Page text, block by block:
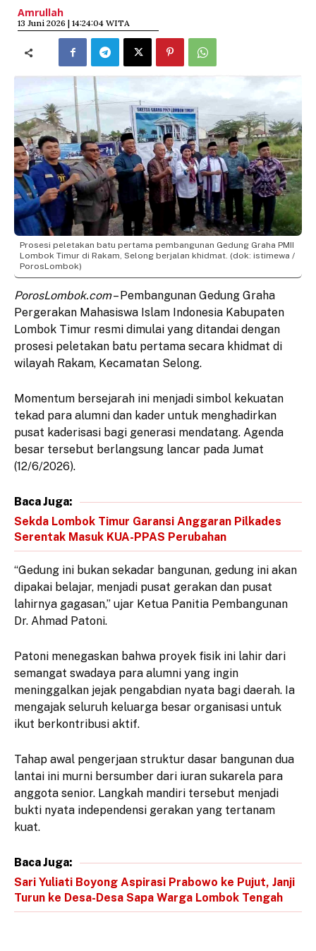
Amrullah
​13 Juni 2026 | 14:24:04 WITA
Prosesi peletakan batu pertama pembangunan Gedung Graha PMII
Lombok Timur di Rakam, Selong berjalan khidmat. (dok: istimewa /
PorosLombok)
PorosLombok.com– Pembangunan Gedung Graha
Pergerakan Mahasiswa Islam Indonesia Kabupaten
Lombok Timur resmi dimulai yang ditandai dengan
prosesi peletakan batu pertama secara khidmat di
wilayah Rakam, Kecamatan Selong.
Momentum bersejarah ini menjadi simbol kekuatan
tekad para alumni dan kader untuk menghadirkan
pusat kaderisasi bagi generasi mendatang. Agenda
besar tersebut berlangsung lancar pada Jumat
(12/6/2026).
Baca Juga:
Sekda Lombok Timur Garansi Anggaran Pilkades
Serentak Masuk KUA-PPAS Perubahan
“Gedung ini bukan sekadar bangunan, gedung ini akan
dipakai belajar, menjadi pusat gerakan dan pusat
lahirnya gagasan,” ujar Ketua Panitia Pembangunan
Dr. Ahmad Patoni.
Patoni menegaskan bahwa proyek fisik ini lahir dari
semangat swadaya para alumni yang ingin
meninggalkan jejak pengabdian nyata bagi daerah. Ia
mengajak seluruh keluarga besar organisasi untuk
ikut berkontribusi aktif.
Tahap awal pengerjaan struktur dasar bangunan dua
lantai ini murni bersumber dari iuran sukarela para
anggota senior. Langkah mandiri tersebut menjadi
bukti nyata independensi gerakan yang tertanam
kuat.
Baca Juga:
Sari Yuliati Boyong Aspirasi Prabowo ke Pujut, Janji
Turun ke Desa-Desa Sapa Warga Lombok Tengah